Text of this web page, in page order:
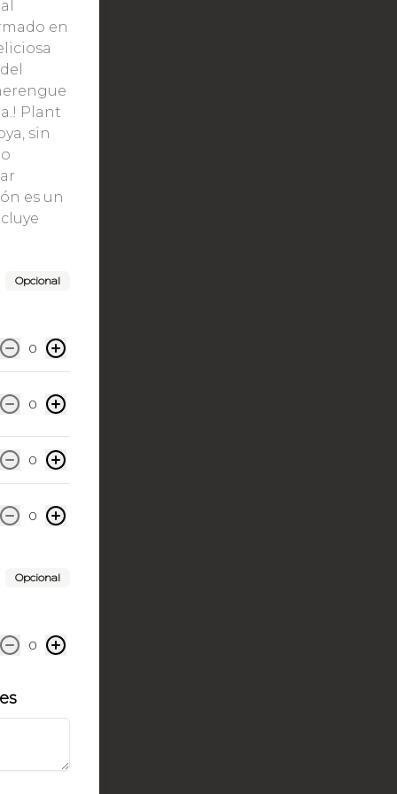
en
Plant
sin
es un
Opcional
0
0
0
0
Opcional
0